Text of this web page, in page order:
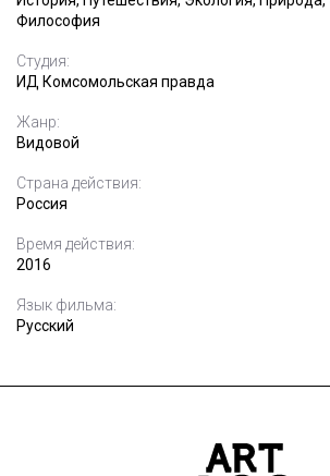
Философия
Студия:
ИД Комсомольская правда
Жанр:
Видовой
Страна действия:
Россия
Время действия:
2016
Язык фильма:
Русский